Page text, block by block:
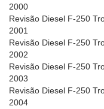
2000
Revisão Diesel F-250
2001
Revisão Diesel F-250
2002
Revisão Diesel F-250
2003
Revisão Diesel F-250
2004